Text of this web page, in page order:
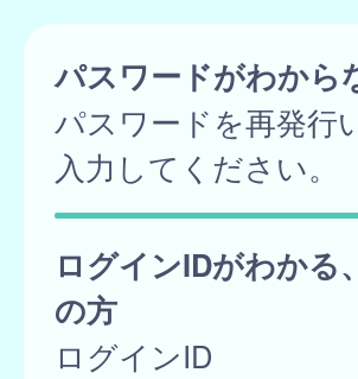
パスワードがわから
パスワードを再発行
入力してください。
ログインIDがわかる
の方
ログインID